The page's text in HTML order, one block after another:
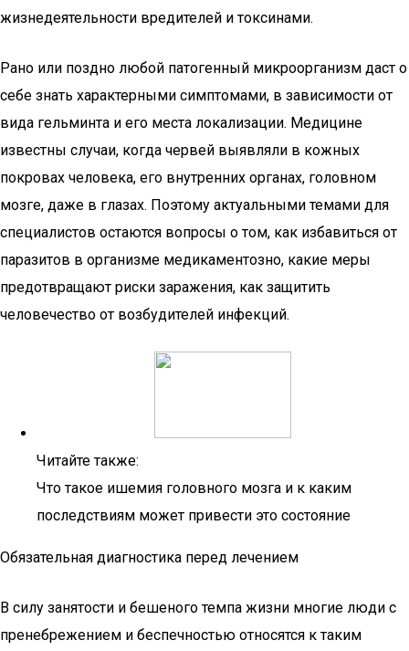
жизнедеятельности вредителей и токсинами.
Рано или поздно любой патогенный микроорганизм даст о
себе знать характерными симптомами, в зависимости от
вида гельминта и его места локализации. Медицине
известны случаи, когда червей выявляли в кожных
покровах человека, его внутренних органах, головном
мозге, даже в глазах. Поэтому актуальными темами для
специалистов остаются вопросы о том, как избавиться от
паразитов в организме медикаментозно, какие меры
предотвращают риски заражения, как защитить
человечество от возбудителей инфекций.
Читайте также:
Что такое ишемия головного мозга и к каким
последствиям может привести это состояние
Обязательная диагностика перед лечением
В силу занятости и бешеного темпа жизни многие люди с
пренебрежением и беспечностью относятся к таким